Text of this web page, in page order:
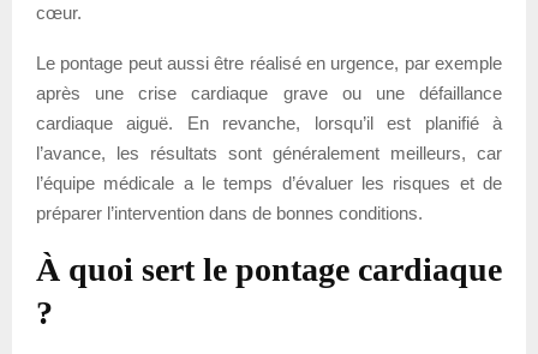
cœur.
Le pontage peut aussi être réalisé en urgence, par exemple
après une crise cardiaque grave ou une défaillance
cardiaque aiguë. En revanche, lorsqu’il est planifié à
l’avance, les résultats sont généralement meilleurs, car
l’équipe médicale a le temps d’évaluer les risques et de
préparer l’intervention dans de bonnes conditions.
À quoi sert le pontage cardiaque
?